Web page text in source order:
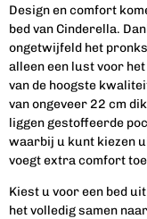
Design en comfort
bed van Cinderella.
ongetwijfeld het
alleen een lust voor
van de hoogste
van ongeveer 22 cm
liggen gestoffeerde
waarbij u kunt kiezen
voegt extra comfort
Kiest u voor een bed
het volledig samen